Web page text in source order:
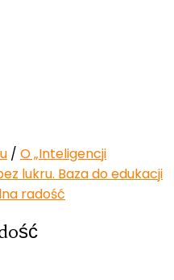
/ O „Inteligencji
lukru. Baza do edukacji
radość